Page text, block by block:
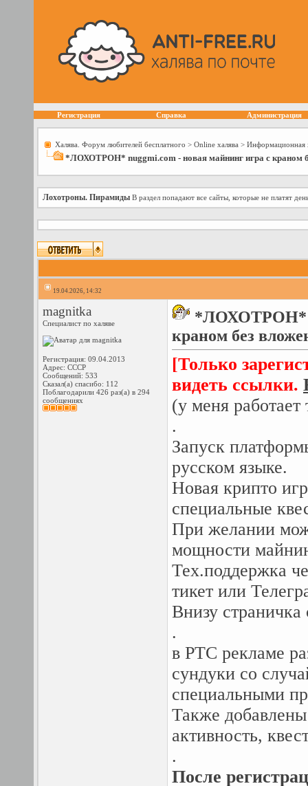
Регистрация Справка Администрация
Халява. Форум любителей бесплатного > Online халява > Информационная
*ЛОХОТРОН* nuggmi.com - новая майнинг игра с краном
Лохотроны. Пирамиды В раздел попадают все сайты, которые не платят
19.04.2026, 14:32
magnitka
Специалист по халяве
Регистрация: 09.04.2013
Адрес: СССР
Сообщений: 533
Сказал(а) спасибо: 112
Поблагодарили 426 раз(а) в 294
сообщениях
*ЛОХОТРОН*
краном без
[Только
видеть ссылки.
(у меня работает
.
Запуск
русском языке.
Новая крипто
специальные
При желании
мощности
Тех.поддержка
тикет или
Внизу
.
в PTC рекламе
сундуки со
специальными
Также
активность,
.
После